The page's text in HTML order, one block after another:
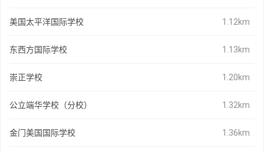
美国太平洋国际学校 1.12km
东西方国际学校 1.13km
崇正学校 1.20km
公立端华学校（分校） 1.32km
金门美国国际学校 1.36km